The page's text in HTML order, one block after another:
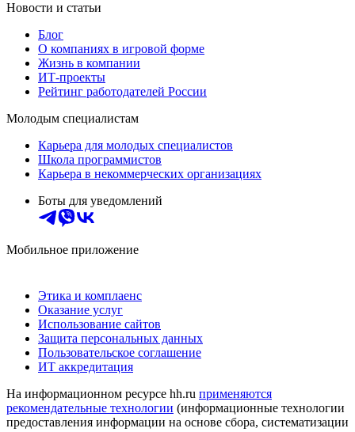
Новости и статьи
Блог
О компаниях в игровой форме
Жизнь в компании
ИТ-проекты
Рейтинг работодателей России
Молодым специалистам
Карьера для молодых специалистов
Школа программистов
Карьера в некоммерческих организациях
Боты для уведомлений
Мобильное приложение
Этика и комплаенс
Оказание услуг
Использование сайтов
Защита персональных данных
Пользовательское соглашение
ИТ аккредитация
На информационном ресурсе hh.ru применяются
рекомендательные технологии (информационные технологии
предоставления информации на основе сбора, систематизации